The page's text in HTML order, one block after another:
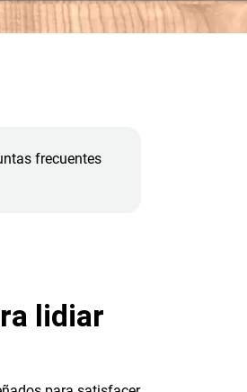
frecuentes
lidiar